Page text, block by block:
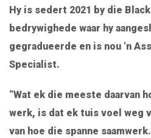
Hy is sedert 2021 by die
bedrywighede waar hy
gegradueerde en is nou ‘n
Specialist.
“Wat ek die meeste daarvan
werk, is dat ek tuis voel weg
van hoe die spanne